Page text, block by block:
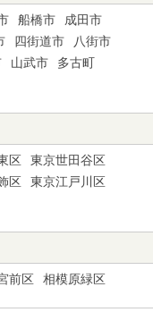
船橋市
成田市
四街道市
八街市
山武市
多古町
区
東京世田谷区
区
東京江戸川区
前区 相模原緑区